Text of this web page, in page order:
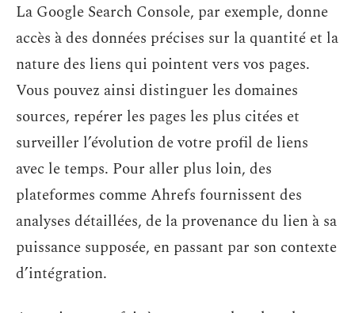
La Google Search Console, par exemple, donne
accès à des données précises sur la quantité et la
nature des liens qui pointent vers vos pages.
Vous pouvez ainsi distinguer les domaines
sources, repérer les pages les plus citées et
surveiller l’évolution de votre profil de liens
avec le temps. Pour aller plus loin, des
plateformes comme Ahrefs fournissent des
analyses détaillées, de la provenance du lien à sa
puissance supposée, en passant par son contexte
d’intégration.